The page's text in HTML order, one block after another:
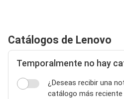
Catálogos de Lenovo
Temporalmente no hay
¿Deseas recibir una
catálogo más reciente